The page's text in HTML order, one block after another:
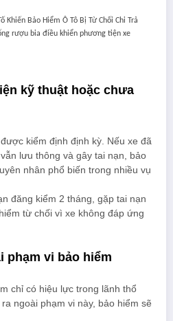
rượu bia điều khiển phương tiện xe
kỹ thuật hoặc chưa
kiểm định định kỳ. Nếu xe đã
lưu thông và gây tai nạn, bảo
nhân phổ biến trong nhiều vụ
đăng kiểm 2 tháng, gặp tai nạn
từ chối vì xe không đáp ứng
phạm vi bảo hiểm
chỉ có hiệu lực trong lãnh thổ
ngoài phạm vi này, bảo hiểm sẽ